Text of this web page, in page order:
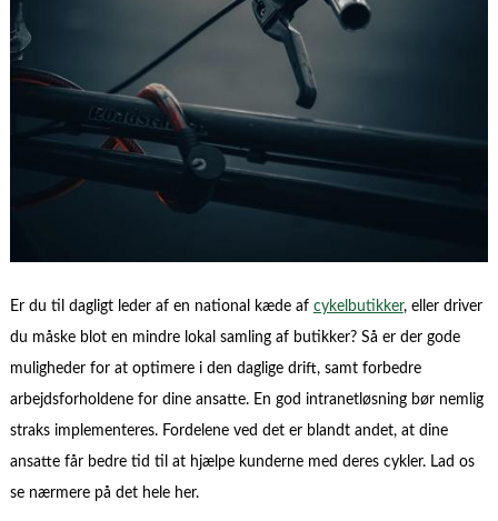
Er du til dagligt leder af en national kæde af cykelbutikker, eller driver
du måske blot en mindre lokal samling af butikker? Så er der gode
muligheder for at optimere i den daglige drift, samt forbedre
arbejdsforholdene for dine ansatte. En god intranetløsning bør nemlig
straks implementeres. Fordelene ved det er blandt andet, at dine
ansatte får bedre tid til at hjælpe kunderne med deres cykler. Lad os
se nærmere på det hele her.